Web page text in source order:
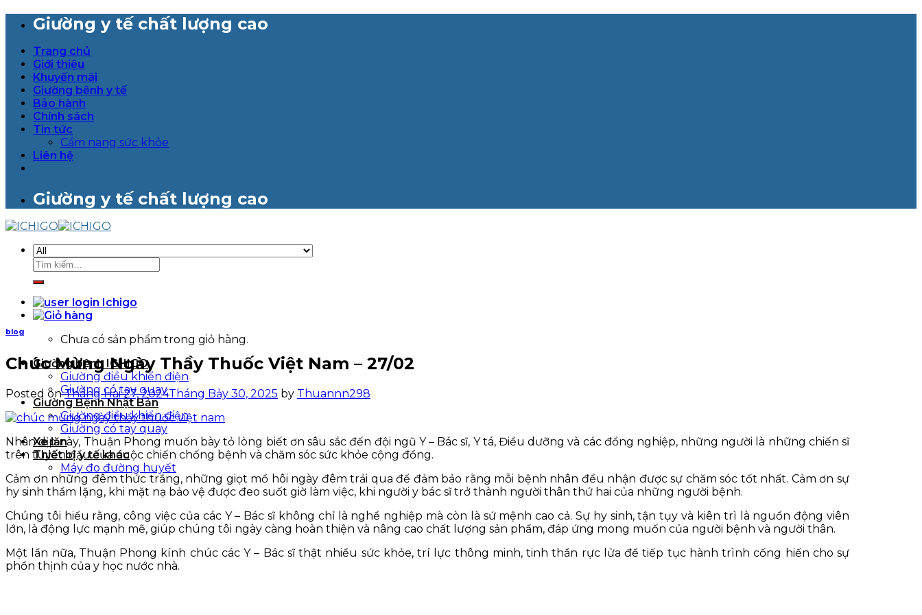
content
Giường y tế chất lượng cao
Trang chủ
Giới thiệu
Khuyến mãi
Giường bệnh y tế
Bảo hành
Chính sách
Tin tức
Cẩm nang sức khỏe
Liên hệ
Giường y tế chất lượng cao
Tìm
kiếm:
Chưa có sản phẩm trong giỏ hàng.
Giường bệnh ICHIGO
Giường điều khiển điện
Giường có tay quay
Giường Bệnh Nhật Bản
Giường điều khiển điện
Giường có tay quay
Xe lăn
Thiết bị y tế khác
Máy đo đường huyết
blog
Chúc Mừng Ngày Thầy Thuốc Việt Nam – 27/02
Posted onTháng Hai 27, 2024Tháng Bảy 30, 2025 by Thuannn298
Nhân dịp này, Thuận Phong muốn bày tỏ lòng biết ơn sâu sắc đến đội ngũ Y – Bác sĩ, Y tá, Điều dưỡng và các đồng nghiệp, những người là những chiến sĩ
trên tuyến đầu của cuộc chiến chống bệnh và chăm sóc sức khỏe cộng đồng.
Cảm ơn những đêm thức trắng, những giọt mồ hôi ngày đêm trải qua để đảm bảo rằng mỗi bệnh nhân đều nhận được sự chăm sóc tốt nhất. Cảm ơn sự
hy sinh thầm lặng, khi mặt nạ bảo vệ được đeo suốt giờ làm việc, khi người y bác sĩ trở thành người thân thứ hai của những người bệnh.
Chúng tôi hiểu rằng, công việc của các Y – Bác sĩ không chỉ là nghề nghiệp mà còn là sứ mệnh cao cả. Sự hy sinh, tận tụy và kiên trì là nguồn động viên
lớn, là động lực mạnh mẽ, giúp chúng tôi ngày càng hoàn thiện và nâng cao chất lượng sản phẩm, đáp ứng mong muốn của người bệnh và người thân.
Một lần nữa, Thuận Phong kính chúc các Y – Bác sĩ thật nhiều sức khỏe, trí lực thông minh, tinh thần rực lửa để tiếp tục hành trình cống hiến cho sự
phồn thịnh của y học nước nhà.